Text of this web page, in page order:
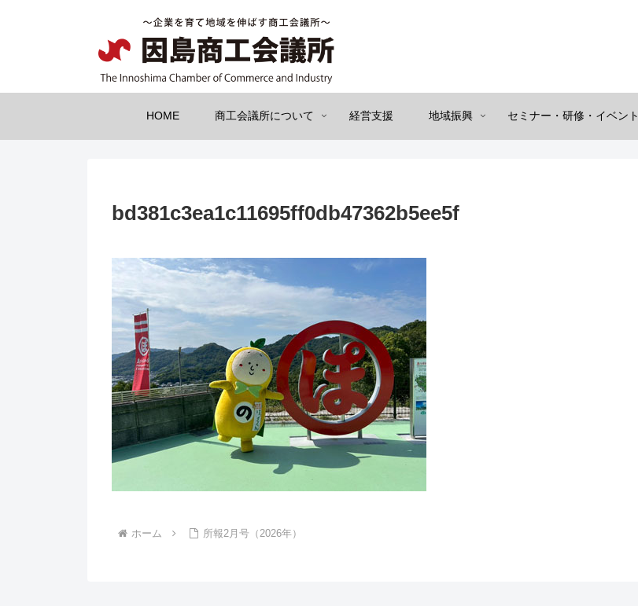
HOME 商工会議所について 経営支援 地域振興 セミナー・研修・イベント
bd381c3ea1c11695ff0db47362b5ee5f
ホーム 所報2月号（2026年）